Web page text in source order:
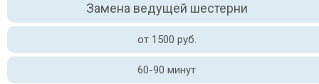
Замена ведущей шестерни
от 1500 руб.
60-90 минут